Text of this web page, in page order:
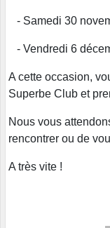
- Samedi 30
- Vendredi 6
A cette occasion,
Superbe Club et
Nous vous
rencontrer ou de
A très vite !